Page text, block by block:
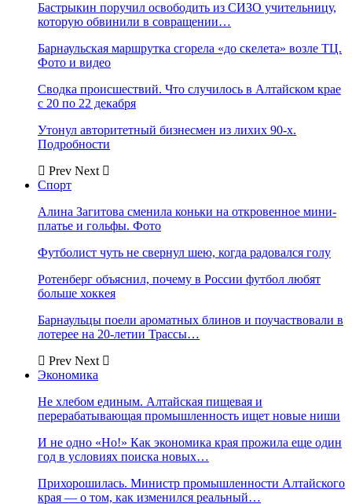
Бастрыкин поручил освободить из СИЗО учительницу,
которую обвинили в совращении…
Барнаульская маршрутка сгорела «до скелета» возле ТЦ.
Фото и видео
Сводка происшествий. Что случилось в Алтайском крае
с 20 по 22 декабря
Утонул авторитетный бизнесмен из лихих 90-х.
Подробности
Prev Next
Спорт
Алина Загитова сменила коньки на откровенное мини-
платье и гольфы. Фото
Футболист чуть не свернул шею, когда радовался голу
Ротенберг объяснил, почему в России футбол любят
больше хоккея
Барнаульцы поели ароматных блинов и поучаствовали в
лотерее на 20-летии Трассы…
Prev Next
Экономика
Не хлебом единым. Алтайская пищевая и
перерабатывающая промышленность ищет новые ниши
И не одно «Но!» Как экономика края прожила еще один
год в условиях поиска новых…
Прихорошилась. Министр промышленности Алтайского
края — о том, как изменился реальный…